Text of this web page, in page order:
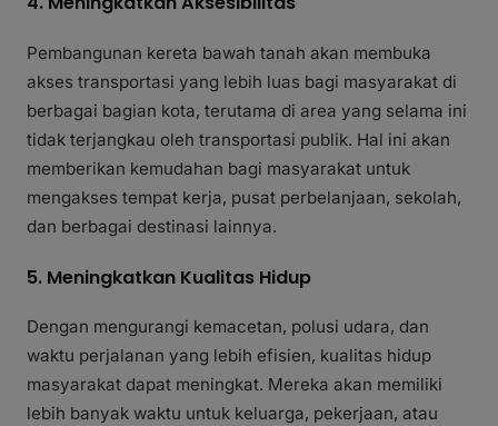
Pembangunan kereta bawah tanah akan membuka
akses transportasi yang lebih luas bagi masyarakat di
berbagai bagian kota, terutama di area yang selama ini
tidak terjangkau oleh transportasi publik. Hal ini akan
memberikan kemudahan bagi masyarakat untuk
mengakses tempat kerja, pusat perbelanjaan, sekolah,
dan berbagai destinasi lainnya.
5. Meningkatkan Kualitas Hidup
Dengan mengurangi kemacetan, polusi udara, dan
waktu perjalanan yang lebih efisien, kualitas hidup
masyarakat dapat meningkat. Mereka akan memiliki
lebih banyak waktu untuk keluarga, pekerjaan, atau